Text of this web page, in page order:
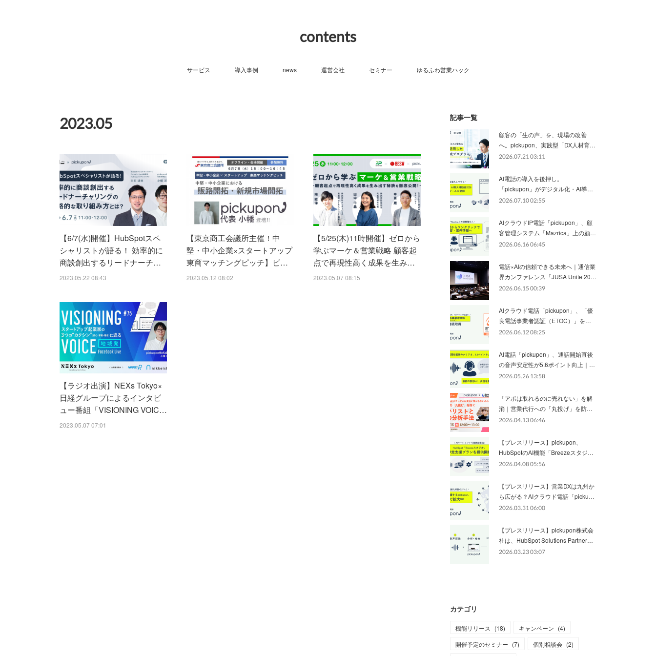
contents
サービス 導入事例 news 運営会社 セミナー ゆるふわ営業ハック
2023.05
【6/7(水)開催】HubSpotスペ
シャリストが語る！ 効率的に
商談創出するリードナーチ…
2023.05.22 08:43
【東京商工会議所主催！中
堅・中小企業×スタートアップ
東商マッチングピッチ】ピ…
2023.05.12 08:02
【5/25(木)11時開催】ゼロから
学ぶマーケ＆営業戦略 顧客起
点で再現性高く成果を生み…
2023.05.07 08:15
【ラジオ出演】NEXs Tokyo×
日経グループによるインタビ
ュー番組「VISIONING VOIC…
2023.05.07 07:01
記事一覧
顧客の「生の声」を、現場の改善
へ。pickupon、実践型「DX人材育…
2026.07.21 03:11
AI電話の導入を後押し。
「pickupon」がデジタル化・AI導…
2026.07.10 02:55
AIクラウドIP電話「pickupon」、顧
客管理システム「Mazrica」上の顧…
2026.06.16 06:45
電話×AIの信頼できる未来へ｜通信業
界カンファレンス「JUSA Unite 20…
2026.06.15 00:39
AIクラウド電話「pickupon」、「優
良電話事業者認証（ETOC）」を…
2026.06.12 08:25
AI電話「pickupon」、通話開始直後
の音声安定性が5.6ポイント向上｜…
2026.05.26 13:58
「アポは取れるのに売れない」を解
消｜営業代行への「丸投げ」を防…
2026.04.13 06:46
【プレスリリース】pickupon、
HubSpotのAI機能「Breezeスタジ…
2026.04.08 05:56
【プレスリリース】営業DXは九州か
ら広がる？AIクラウド電話「picku…
2026.03.31 06:00
【プレスリリース】pickupon株式会
社は、HubSpot Solutions Partner…
2026.03.23 03:07
カテゴリ
機能リリース (18) キャンペーン (4)
開催予定のセミナー (7) 個別相談会 (2)